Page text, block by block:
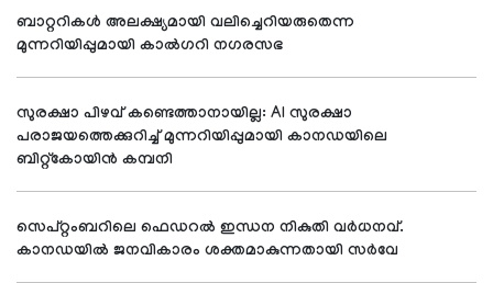
ബാറ്ററികൾ അലക്ഷ്യമായി വലിച്ചെറിയരുതെന്ന
മുന്നറിയിപ്പുമായി കാൽഗറി നഗരസഭ
സുരക്ഷാ പിഴവ് കണ്ടെത്താനായില്ല: AI സുരക്ഷാ
പരാജയത്തെക്കുറിച്ച് മുന്നറിയിപ്പുമായി കാനഡയിലെ
ബിറ്റ്‌കോയിൻ കമ്പനി
സെപ്റ്റംബറിലെ ഫെഡറൽ ഇന്ധന നികുതി വർധനവ്.
കാനഡയിൽ ജനവികാരം ശക്തമാകുന്നതായി സർവേ